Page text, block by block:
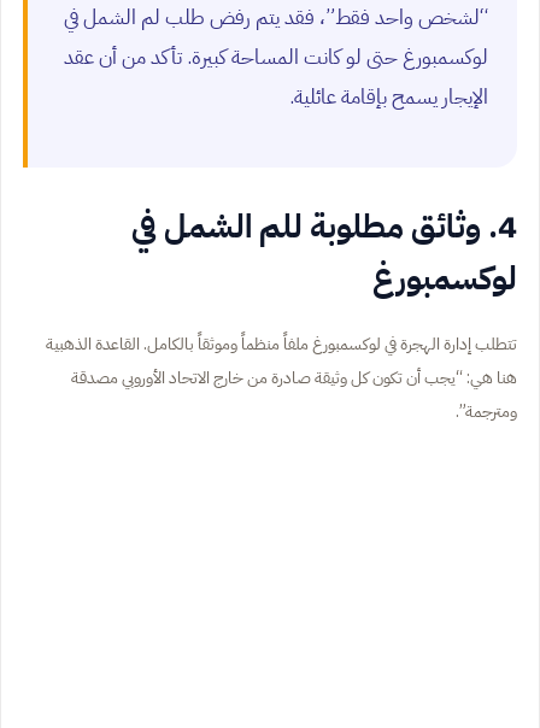
“لشخص واحد فقط”، فقد يتم رفض طلب لم الشمل في
لوكسمبورغ حتى لو كانت المساحة كبيرة. تأكد من أن عقد
الإيجار يسمح بإقامة عائلية.
4. وثائق مطلوبة للم الشمل في
لوكسمبورغ
تتطلب إدارة الهجرة في لوكسمبورغ ملفاً منظماً وموثقاً بالكامل. القاعدة الذهبية
هنا هي: “يجب أن تكون كل وثيقة صادرة من خارج الاتحاد الأوروبي مصدقة
ومترجمة”.